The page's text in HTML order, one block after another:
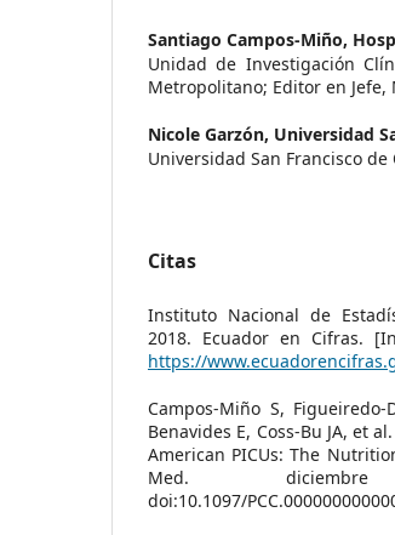
Santiago Campos-Miño,
Unidad de Investigación
Metropolitano; Editor en Jefe,
Nicole Garzón, Universidad
Universidad San Francisco
Citas
Instituto Nacional de
2018. Ecuador en Cifras.
https://
Campos-Miño S,
Benavides E, Coss-Bu JA, et
American PICUs: The
Med. diciembre
doi:10.1097/